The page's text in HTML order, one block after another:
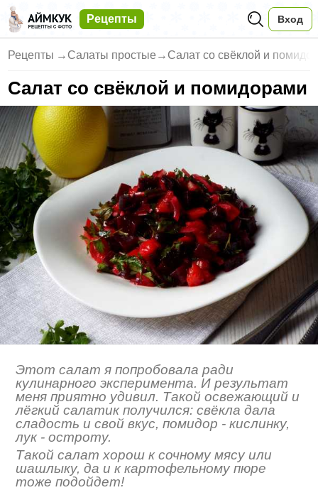
Рецепты Вход
Рецепты → Салаты простые → Салат со свёклой и
Салат со свёклой и помидорами
Этот салат я попробовала ради
кулинарного эксперимента. И результат
меня приятно удивил. Такой освежающий и
лёгкий салатик получился: свёкла дала
сладость и свой вкус, помидор - кислинку,
лук - остроту.
Такой салат хорош к сочному мясу или
шашлыку, да и к картофельному пюре
тоже подойдет!